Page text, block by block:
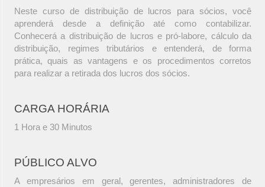
Neste curso de distribuição de lucros para sócios, você
aprenderá desde a definição até como contabilizar.
Conhecerá a distribuição de lucros e pró-labore, cálculo da
distribuição, regimes tributários e entenderá, de forma
prática, quais as vantagens e os procedimentos corretos
para realizar a retirada dos lucros dos sócios.
CARGA HORÁRIA
1 Hora e 30 Minutos
PÚBLICO ALVO
A empresários em geral, gerentes, administradores de